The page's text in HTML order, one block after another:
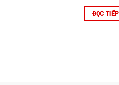
ĐỌC TIẾP